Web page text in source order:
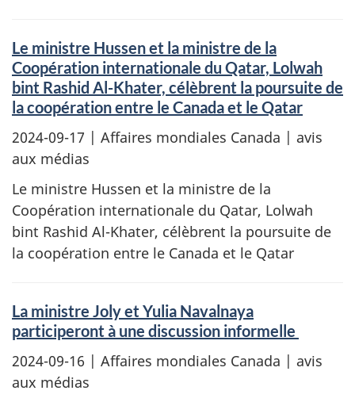
Le ministre Hussen et la ministre de la
Coopération internationale du Qatar, Lolwah
bint Rashid Al-Khater, célèbrent la poursuite de
la coopération entre le Canada et le Qatar
2024-09-17 | Affaires mondiales Canada | avis
aux médias
Le ministre Hussen et la ministre de la
Coopération internationale du Qatar, Lolwah
bint Rashid Al-Khater, célèbrent la poursuite de
la coopération entre le Canada et le Qatar
La ministre Joly et Yulia Navalnaya
participeront à une discussion informelle
2024-09-16 | Affaires mondiales Canada | avis
aux médias